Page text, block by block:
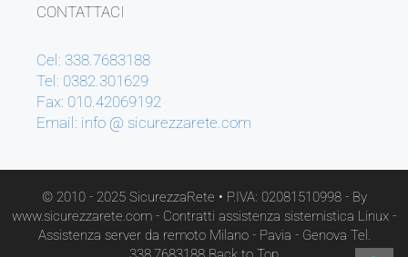
CONTATTACI
Cel: 338.7683188
Tel: 0382.301629
Fax: 010.42069192
Email: info @ sicurezzarete.com
© 2010 - 2025 SicurezzaRete • P.IVA: 02081510998 - By
www.sicurezzarete.com - Contratti assistenza sistemistica Linux -
Assistenza server da remoto Milano - Pavia - Genova Tel.